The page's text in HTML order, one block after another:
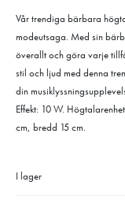
Vår trendiga bärbara
modeutsaga. Med sin
överallt och göra varje
stil och ljud med denna
din
Effekt: 10 W.
cm, bredd 15 cm.
I lager